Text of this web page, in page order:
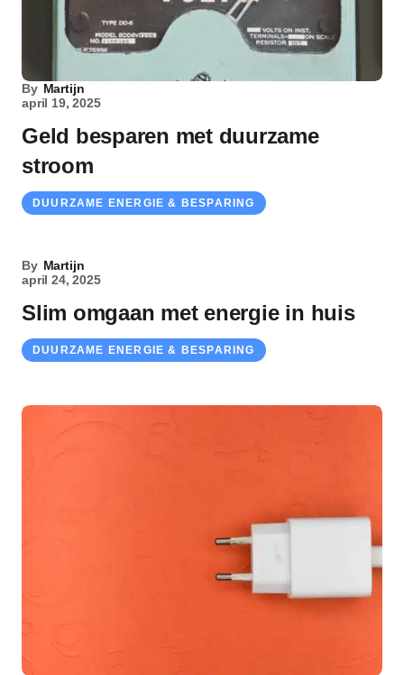
By Martijn
april 19, 2025
Geld besparen met duurzame
stroom
DUURZAME ENERGIE & BESPARING
By Martijn
april 24, 2025
Slim omgaan met energie in huis
DUURZAME ENERGIE & BESPARING